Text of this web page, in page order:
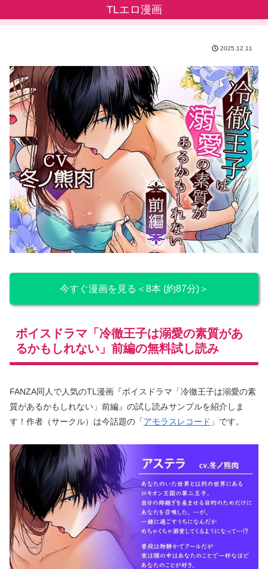
TLエロ漫画
2025.12.11
今すぐ漫画を見る＜8本 (約87分)＞
ボイスドラマ「冷徹王子は溺愛の素質があ
るかもしれない」前編の無料試し読み
FANZA同人で人気のTL漫画『ボイスドラマ「冷徹王子は溺愛の素
質があるかもしれない」前編』の試し読みサンプルを紹介しま
す！作者（サークル）は今話題の「アモラスレコード 」です。